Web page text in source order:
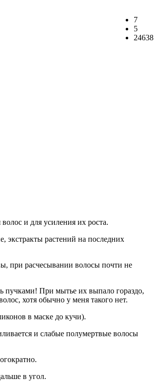
7
5
24638
и для усиления их роста.
экстракты растений на последних
при расчесывании волосы почти не
пучками! При мытье их выпало гораздо,
хотя обычно у меня такого нет.
в маске до кучи).
и слабые полумертвые волосы
в угол.